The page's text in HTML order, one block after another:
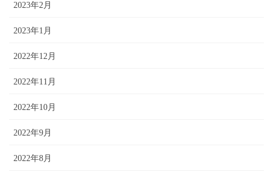
2023年2月
2023年1月
2022年12月
2022年11月
2022年10月
2022年9月
2022年8月